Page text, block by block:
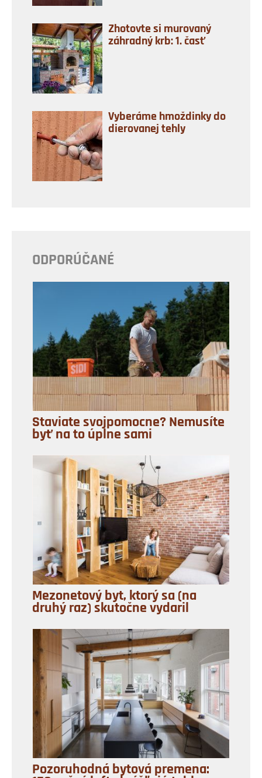
Zhotovte si murovaný
záhradný krb: 1. časť
Vyberáme hmoždinky do
dierovanej tehly
ODPORÚČANÉ
Staviate svojpomocne? Nemusíte
byť na to úplne sami
Mezonetový byt, ktorý sa (na
druhý raz) skutočne vydaril
Pozoruhodná bytová premena: